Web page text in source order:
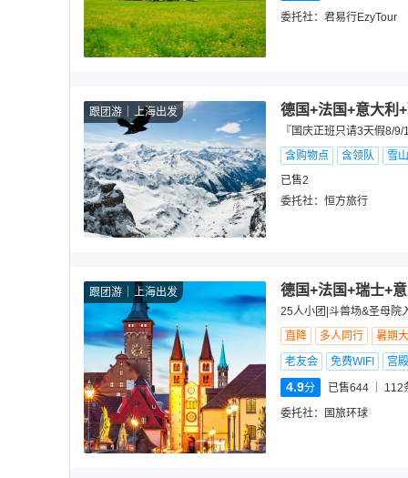
委托社： 君易行EzyTour
跟团游 上海出发 德国+法国+意大利
『国庆正班只请3天假8/
含购物点
含领队
雪山
已售2
委托社： 恒方旅行
跟团游 上海出发 德国+法国+瑞士+
25人小团|斗兽场&圣母院
直降
多人同行
暑期
老友会
免费WIFI 宫殿
4.9分 已售644 112
委托社：
国旅环球